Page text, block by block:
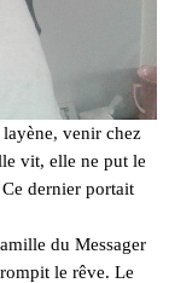
venir chez
vit, elle ne put le
dernier portait
du Messager
le rêve. Le